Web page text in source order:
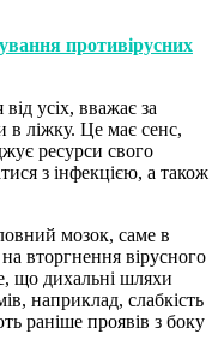
противірусних
усіх, вважає за
в ліжку. Це має сенс,
ресурси свого
з інфекцією, а також
мозок, саме в
вторгнення вірусного
що дихальні шляхи
наприклад, слабкість
раніше проявів з боку